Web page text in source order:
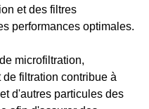
et des filtres
performances optimales.
microfiltration,
filtration contribue à
d'autres particules des